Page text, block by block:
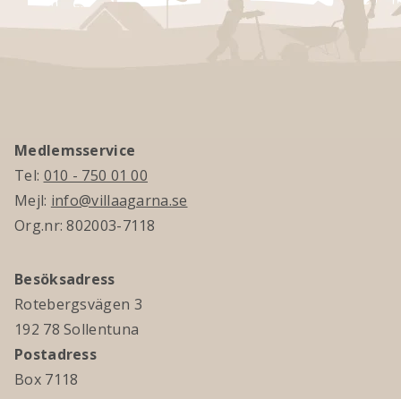
Medlemsservice
Tel: 010 - 750 01 00
Mejl: info@villaagarna.se
Org.nr: 802003-7118
Besöksadress
Rotebergsvägen 3
192 78 Sollentuna
Postadress
Box 7118